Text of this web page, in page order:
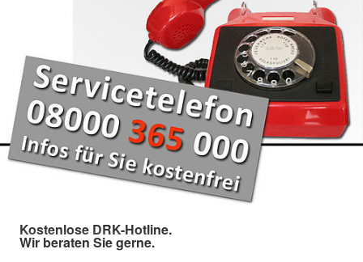
Kostenlose DRK-Hotline.
Wir beraten Sie gerne.